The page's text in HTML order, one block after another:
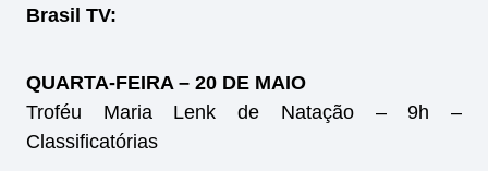
Brasil TV:
QUARTA-FEIRA – 20 DE MAIO
Troféu Maria Lenk de Natação – 9h –
Classificatórias